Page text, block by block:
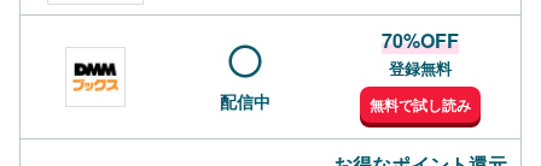
配信中
70%OFF
登録無料
無料で試し読み